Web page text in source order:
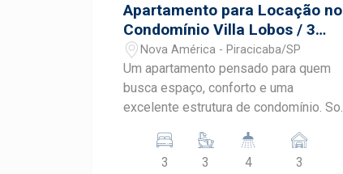
Apartamento para Locação no
Condomínio Villa Lobos / 3
Suítes / Varanga Gourmet
Nova América - Piracicaba/SP
Um apartamento pensado para quem
busca espaço, conforto e uma
excelente estrutura de condomínio. Sol
condicionado e closet; Sala ampla com
móvel planejado, muita luminosidade
3 3 4 3